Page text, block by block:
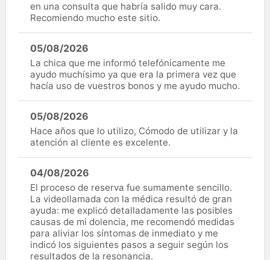
en una consulta que habría salido muy cara.
Recomiendo mucho este sitio.
05/08/2026
La chica que me informó telefónicamente me
ayudo muchísimo ya que era la primera vez que
hacía uso de vuestros bonos y me ayudo mucho.
05/08/2026
Hace años que lo utilizo, Cómodo de utilizar y la
atención al cliente es excelente.
04/08/2026
El proceso de reserva fue sumamente sencillo.
La videollamada con la médica resultó de gran
ayuda: me explicó detalladamente las posibles
causas de mi dolencia, me recomendó medidas
para aliviar los síntomas de inmediato y me
indicó los siguientes pasos a seguir según los
resultados de la resonancia.